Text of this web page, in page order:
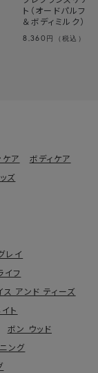
ト（オードパルファ
＆ボディミルク）
8,360 円（税込）
ケア
ボディケア
ズ
レイ
イフ
ス アンド ティーズ
ト
ボン ウッド
ング